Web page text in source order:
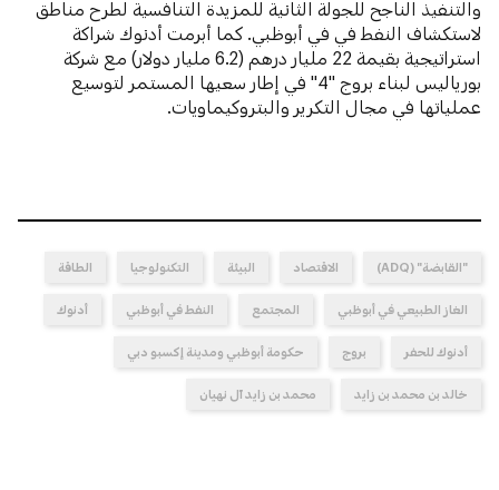
والتنفيذ الناجح للجولة الثانية للمزيدة التنافسية لطرح مناطق
لاستكشاف النفط في في أبوظبي. كما أبرمت أدنوك شراكة
استراتيجية بقيمة 22 مليار درهم (6.2 مليار دولار) مع شركة
بورياليس لبناء بروج "4" في إطار سعيها المستمر لتوسيع
عملياتها في مجال التكرير والبتروكيماويات.
"القابضة" (ADQ) الاقتصاد البيئة التكنولوجيا الطاقة
الغاز الطبيعي في أبوظبي المجتمع النفط في أبوظبي أدنوك
أدنوك للحفر بروج حكومة أبوظبي ومدينة إكسبو دبي
خالد بن محمد بن زايد محمد بن زايد آل نهيان